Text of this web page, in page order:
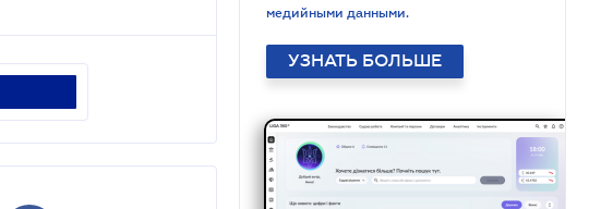
медийными данными.
УЗНАТЬ БОЛЬШЕ